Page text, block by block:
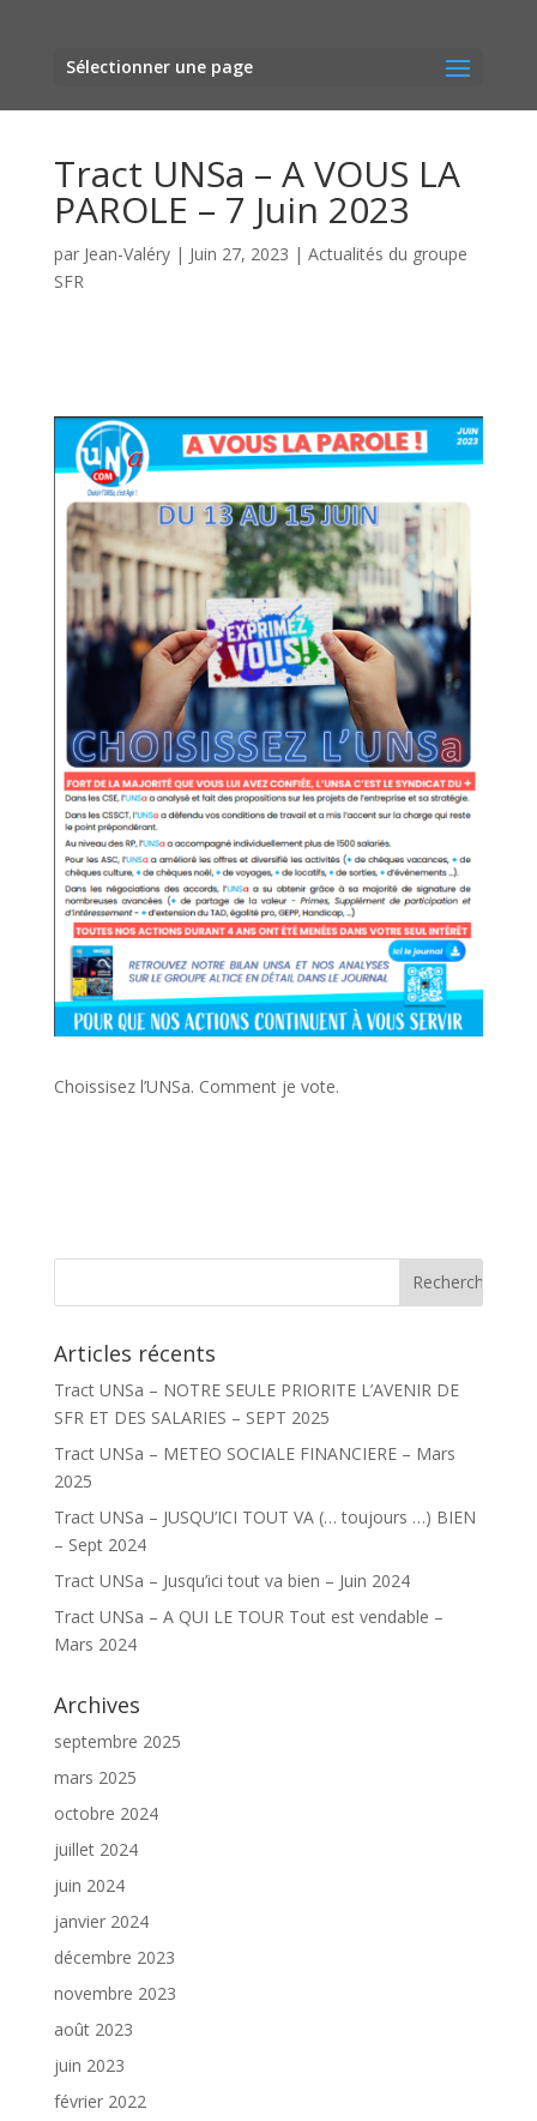
Sélectionner une page
Tract UNSa – A VOUS LA
PAROLE – 7 Juin 2023
par Jean-Valéry| Juin 27, 2023 | Actualités du groupe
SFR
Choissisez l’UNSa. Comment je vote.
Articles récents
Tract UNSa – NOTRE SEULE PRIORITE L’AVENIR DE
SFR ET DES SALARIES – SEPT 2025
Tract UNSa – METEO SOCIALE FINANCIERE – Mars
2025
Tract UNSa – JUSQU’ICI TOUT VA (… toujours …) BIEN
– Sept 2024
Tract UNSa – Jusqu’ici tout va bien – Juin 2024
Tract UNSa – A QUI LE TOUR Tout est vendable –
Mars 2024
Archives
septembre 2025
mars 2025
octobre 2024
juillet 2024
juin 2024
janvier 2024
décembre 2023
novembre 2023
août 2023
juin 2023
février 2022